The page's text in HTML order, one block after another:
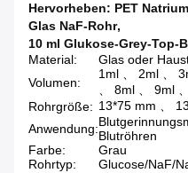
Hervorheben: PET
Glas NaF-Rohr,
10 ml Glukose-Grey-Top-
Material:
Glas oder
Volumen:
1ml 、 2ml 、
、 8ml 、 9ml
Rohrgröße: 13*75 mm 、
Anwendung:Blutröhren
Farbe:
Grau
Rohrtyp:
Glucose/NaF/